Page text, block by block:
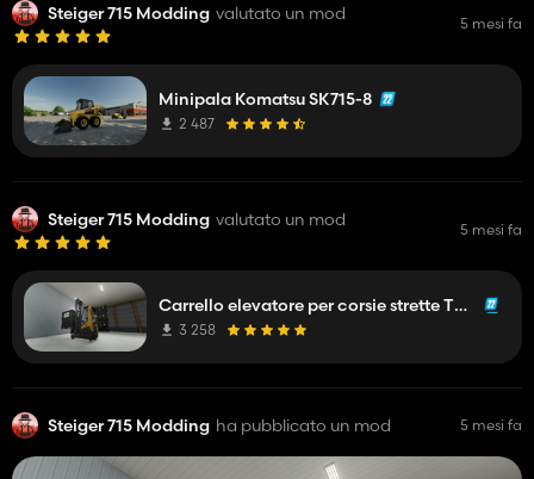
Steiger 715 Modding valutato un mod 5 mesi fa
Minipala Komatsu SK715-8
2 487
Steiger 715 Modding valutato un mod 5 mesi fa
Carrello elevatore per corsie strette TCM RTL140
3 258
Steiger 715 Modding ha pubblicato un mod 5 mesi fa